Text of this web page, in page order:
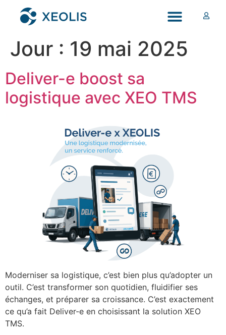
Jour : 19 mai 2025
Deliver-e boost sa
logistique avec XEO TMS
Moderniser sa logistique, c’est bien plus qu’adopter un
outil. C’est transformer son quotidien, fluidifier ses
échanges, et préparer sa croissance. C’est exactement
ce qu’a fait Deliver-e en choisissant la solution XEO
TMS.